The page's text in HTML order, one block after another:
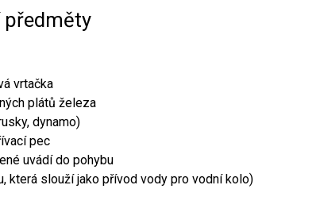
vrtačka
plátů železa
dynamo)
pec
uvádí do pohybu
která slouží jako přívod vody pro vodní kolo)